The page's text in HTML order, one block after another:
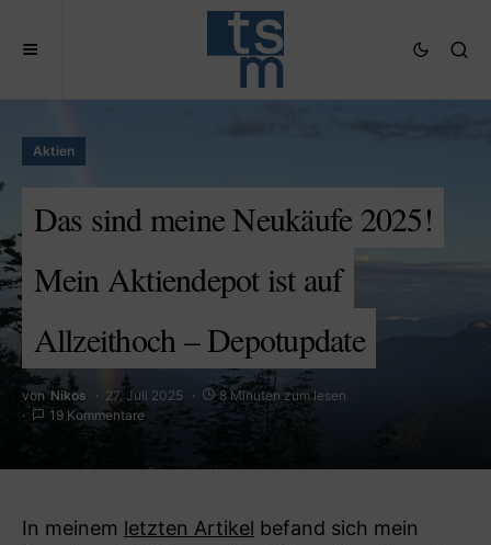
Aktien
Das sind meine Neukäufe 2025!
Mein Aktiendepot ist auf
Allzeithoch – Depotupdate
von Nikos 27. Juli 2025
8 Minuten zum lesen
19 Kommentare
In meinem letzten Artikel befand sich mein